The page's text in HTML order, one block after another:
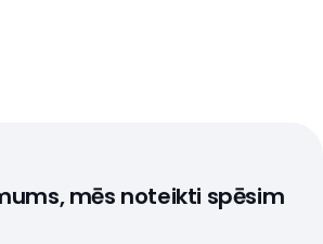
mēs noteikti spēsim